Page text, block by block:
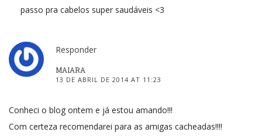
passo pra cabelos super saudáveis <3
Responder
MAIARA
13 DE ABRIL DE 2014 AT 11:23
Conheci o blog ontem e já estou amando!!!
Com certeza recomendarei para as amigas cacheadas!!!!